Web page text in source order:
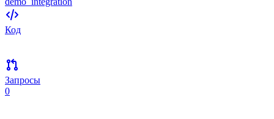
Код
Запросы
0